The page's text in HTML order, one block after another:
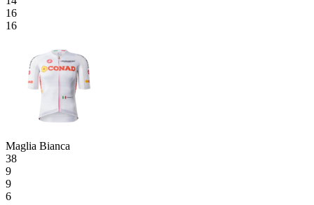
16
16
Maglia Bianca
38
9
9
6